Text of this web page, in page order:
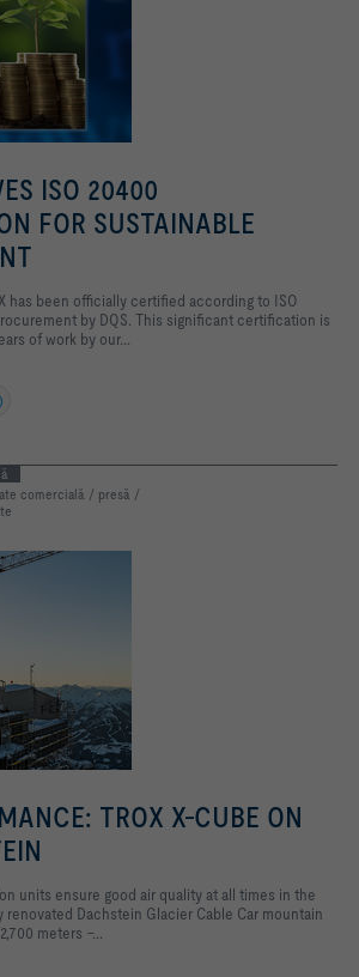
ISO 20400
FOR SUSTAINABLE
has been officially certified according to ISO
by DQS. This significant certification is
of work by our...
comercială / presă /
TROX X-CUBE ON
units ensure good air quality at all times in the
Dachstein Glacier Cable Car mountain
meters –...